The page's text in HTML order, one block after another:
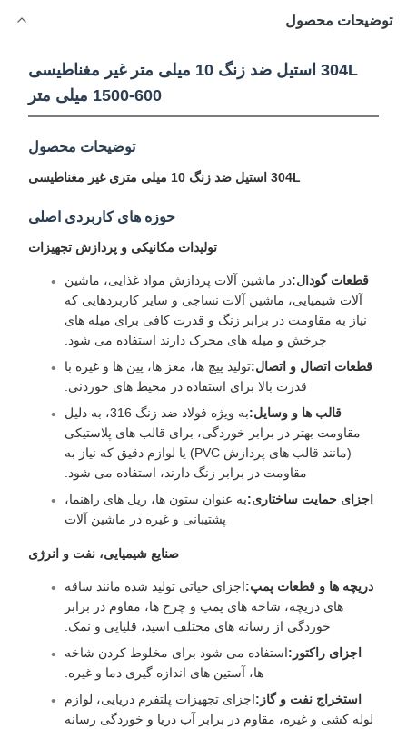
محصول
304L استیل ضد زنگ 10 میلی متر غیر مغناطیسی
توضیحات محصول
حوزه های کاربردی اصلی
تولیدات مکانیکی و پردازش تجهیزات
قطعات گودال:در ماشین آلات پردازش مواد غذایی، ماشین
آلات شیمیایی، ماشین آلات نساجی و سایر کاربردهایی که
نیاز به مقاومت در برابر زنگ و قدرت کافی برای میله های
چرخش و میله های محرک دارند استفاده می شود.
قطعات اتصال و اتصال:تولید پیچ ها، مغز ها، پین ها و غیره با
قدرت بالا برای استفاده در محیط های خوردنی.
قالب ها و وسایل:
به ویژه فولاد ضد زنگ 316، به دلیل
مقاومت بهتر در برابر خوردگی، برای قالب های پلاستیکی
(مانند قالب های پردازش PVC) یا لوازم دقیق که نیاز به
مقاومت در برابر زنگ دارند، استفاده می شود.
اجزای حمایت ساختاری:به عنوان ستون ها، ریل های راهنما،
پشتیبانی و غیره در ماشین آلات
صنایع شیمیایی، نفت و انرژی
دریچه ها و قطعات پمپ: اجزای حیاتی تولید شده مانند ساقه
های دریچه، شاخه های پمپ و چرخ ها، مقاوم در برابر
خوردگی از رسانه های مختلف اسید، قلیایی و نمک.
اجزای راکتور: استفاده می شود برای مخلوط کردن شاخه
ها، آستین های اندازه گیری دما و غیره.
استخراج نفت و گاز:اجزای تجهیزات پلتفرم دریایی، لوازم
لوله کشی و غیره، مقاوم در برابر آب دریا و خوردگی رسانه